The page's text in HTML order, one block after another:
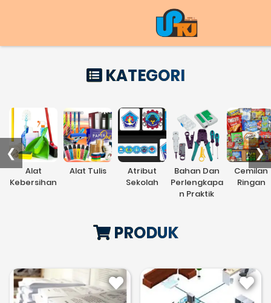
KATEGORI
❮
Alat
Kebersihan
Alat Tulis
Atribut
Sekolah
Bahan Dan
Perlengkapa
n Praktik
Cemilan
Ringan
❯
PRODUK